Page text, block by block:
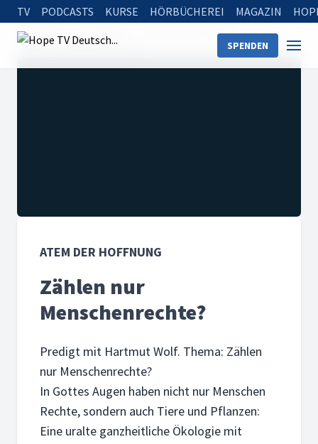
TV PODCASTS KURSE HÖRBÜCHEREI MAGAZIN
SPENDEN
Startseite
Atem der Hoffnung
Zählen nur Menschenrechte?
ATEM DER HOFFNUNG
Zählen nur
Menschenrechte?
Predigt mit Hartmut Wolf. Thema: Zählen
nur Menschenrechte?
In Gottes Augen haben nicht nur Menschen
Rechte, sondern auch Tiere und Pflanzen:
Eine uralte ganzheitliche Ökologie mit